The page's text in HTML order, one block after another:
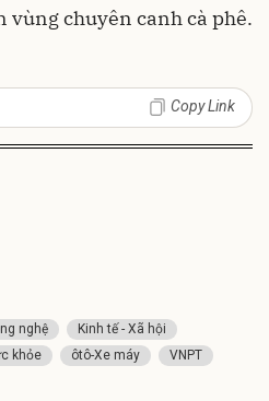
vùng chuyên canh cà phê.
Copy Link
nghệ
Kinh tế - Xã hội
khỏe ôtô-Xe máy
VNPT